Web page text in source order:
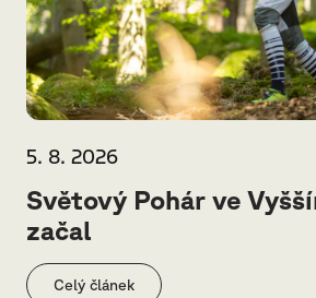
5. 8. 2026
Světový Pohár ve
začal
Celý článek